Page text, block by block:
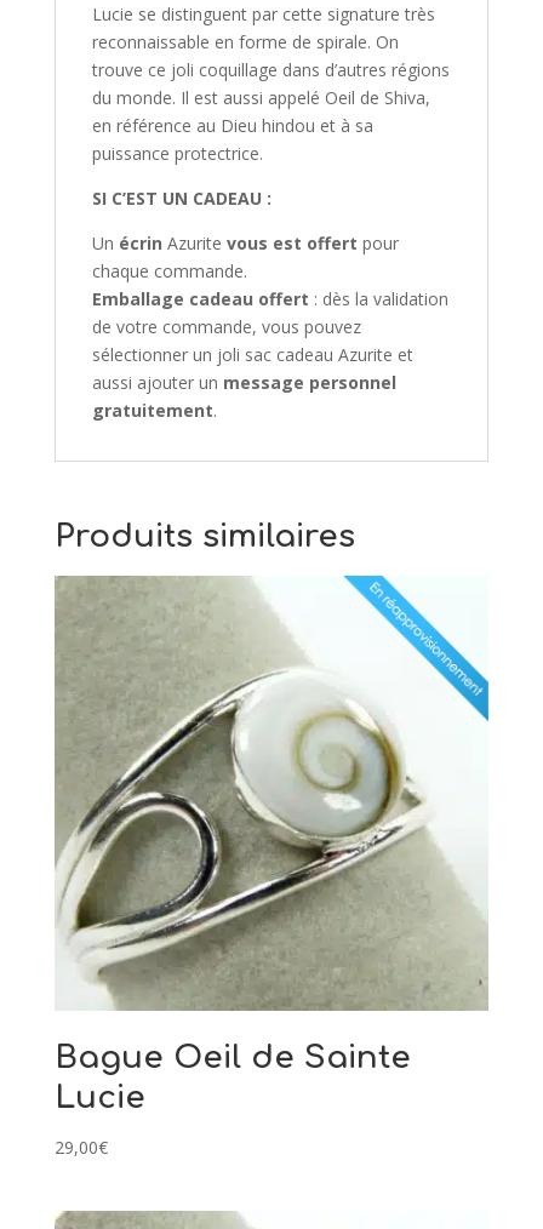
Lucie se distinguent par cette signature très
reconnaissable en forme de spirale. On
trouve ce joli coquillage dans d’autres régions
du monde. Il est aussi appelé Oeil de Shiva,
en référence au Dieu hindou et à sa
puissance protectrice.
SI C’EST UN CADEAU :
Un écrin Azurite vous est offert pour
chaque commande.
Emballage cadeau offert : dès la validation
de votre commande, vous pouvez
sélectionner un joli sac cadeau Azurite et
aussi ajouter un message personnel
gratuitement.
Produits similaires
Bague Oeil de Sainte
Lucie
29,00€